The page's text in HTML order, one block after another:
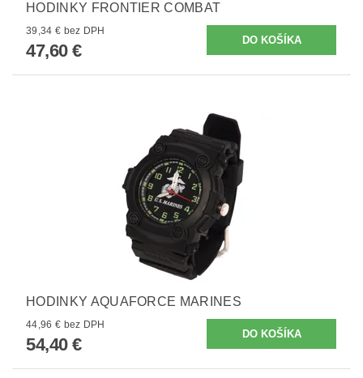
HODINKY FRONTIER COMBAT
39,34 € bez DPH
47,60 €
HODINKY AQUAFORCE MARINES
44,96 € bez DPH
54,40 €